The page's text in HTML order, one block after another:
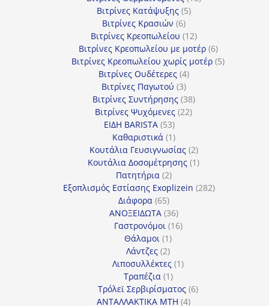
Βιτρίνες Κατάψυξης 55
Βιτρίνες Κρασιών 66
προϊόντα
Βιτρίνες Κρεοπωλείου 1212
προϊόντα
Βιτρίνες Κρεοπωλείου με μοτέρ 66
προϊόντα
Βιτρίνες Κρεοπωλείου χωρίς μοτέρ 55
Βιτρίνες Ουδέτερες 44
προϊόντα
Βιτρίνες Παγωτού 33
προϊόντα
Βιτρίνες Συντήρησης 3838
προϊόντα
Βιτρίνες Ψυχόμενες 2222
ΕΙΔΗ BARISTA 5353
προϊόντα
Καθαριστικά 11
προϊόν
Κουτάλια Γευσιγνωσίας 22
προϊόντα
Κουτάλια Δοσομέτρησης 11
Πατητήρια 22
προϊόντα
Εξοπλισμός Εστίασης Exoplizein 282282
Διάφορα 6565
προϊόντα
ΑΝΟΞΕΙΔΩΤΑ 3636
προϊόντα
Γαστρονόμοι 1616
Θάλαμοι 11
προϊόν
Λάντζες 22
προϊόντα
Λιποσυλλέκτες 11
Τραπέζια 11
προϊόν
Τρόλεϊ Σερβιρίσματος 66
ΑΝΤΑΛΛΑΚΤΙΚΑ MTH 44